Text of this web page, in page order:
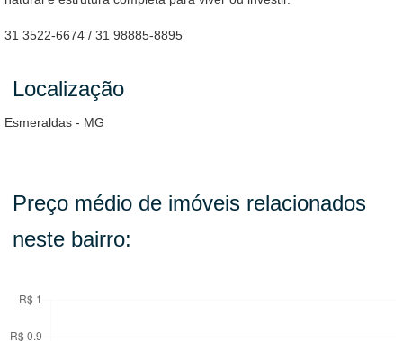
31 3522-6674 / 31 98885-8895
Localização
Esmeraldas - MG
Preço médio de imóveis relacionados
neste bairro: